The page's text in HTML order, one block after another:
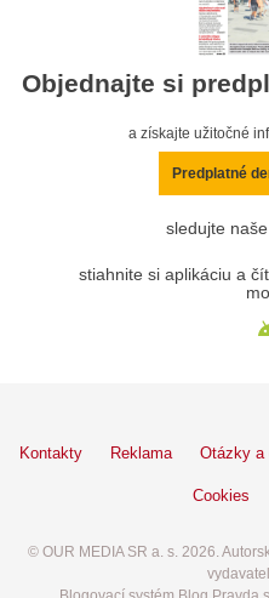
Objednajte si
a získajte užitočné
Predplatné
sledujte
stiahnite si aplikáciu a
Kontakty Reklama Otázky a
Cookies
© OUR MEDIA SR a. s. 2026.